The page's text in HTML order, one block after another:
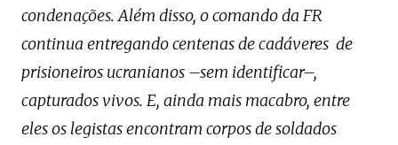
condenações. Além disso, o comando da FR
continua entregando centenas de cadáveres de
prisioneiros ucranianos –sem identificar–,
capturados vivos. E, ainda mais macabro, entre
eles os legistas encontram corpos de soldados